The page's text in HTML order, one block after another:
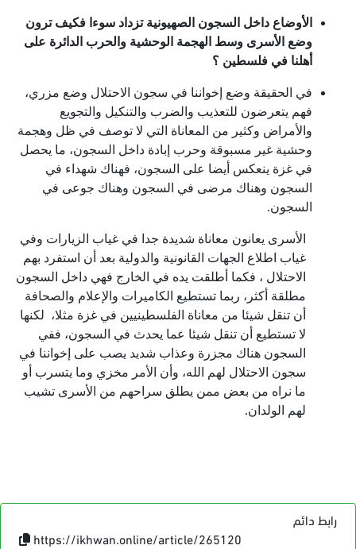
الأوضاع داخل السجون الصهيونية تزداد سوءا فكيف ترون
وضع الأسرى وسط الهجمة الوحشية والحرب الدائرة على
أهلنا في فلسطين ؟
في الحقيقة وضع إخواننا في سجون الاحتلال وضع مزري،
فهم يتعرضون للتعذيب والضرب والتنكيل والتجويع
والأمراض وكثير من المعاناة التي لا توصف في ظل وهجمة
وحشية غير مسبوقة وحرب إبادة داخل السجون، ما يحصل
في غزة ينعكس أيضا على السجون، فهناك شهداء في
السجون وهناك مرضى في السجون وهناك جوعى في
السجون.
الأسرى يعانون معاناة شديدة جدا في غياب الزيارات وفي
غياب اطلاع الجهات القانونية والدولية بعد أن استفرد بهم
الاحتلال ، فكما أطلقت يده في الخارج فهي داخل السجون
مطلقة أكثر، ربما تستطيع الكاميرات والإعلام والصحافة
أن تنقل شيئا من معاناة الفلسطينيين في غزة مثلا، لكنها
لا تستطيع أن تنقل شيئا عما يحدث في السجون، ففي
السجون هناك مجزرة وعذاب شديد يصب على إخواننا في
سجون الاحتلال لهم الله، وأن الأمر مخزي وما يتسرب أو
ما نراه من بعض ممن يطلق سراحهم من الأسرى تشيب
لهم الولدان.
رابط دائم
https://ikhwan.online/article/265120